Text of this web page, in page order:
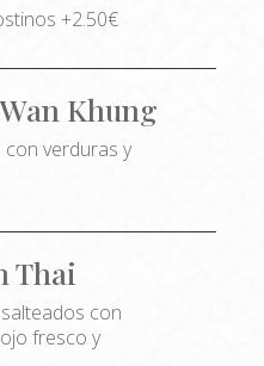
+2.50€
Khung
verduras y
Thai
con
fresco y